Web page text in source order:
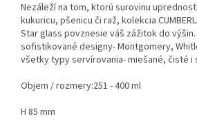
Nezáleží na tom, ktorú surovinu
kukuricu, pšenicu či raž, kolekcia
Star glass povznesie váš zážitok do
sofistikované designy- Montgomery,
všetky typy servírovania- miešané, čisté i
Objem / rozmery:251 - 400 ml
H 85 mm